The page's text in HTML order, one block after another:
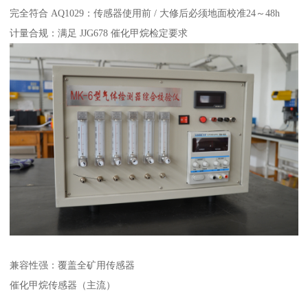
完全符合 AQ1029：传感器使用前 / 大修后必须地面校准24～48h
计量合规：满足 JJG678 催化甲烷检定要求
兼容性强：覆盖全矿用传感器
催化甲烷传感器（主流）